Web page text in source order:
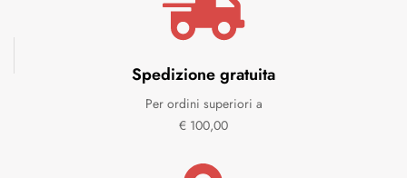
Spedizione gratuita
Per ordini superiori a
€ 100,00